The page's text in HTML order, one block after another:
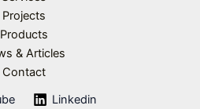
Projects
Products
& Articles
Contact
Linkedin